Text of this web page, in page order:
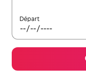
Départ